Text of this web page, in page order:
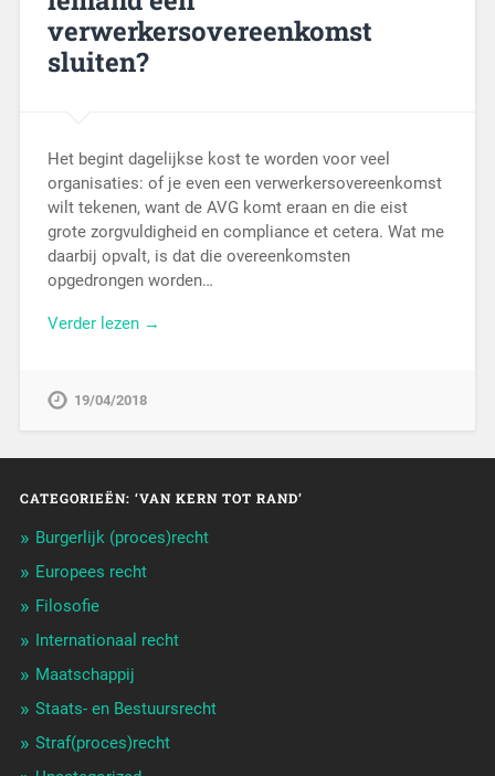
verwerkersovereenkomst
sluiten?
Het begint dagelijkse kost te worden voor veel
organisaties: of je even een verwerkersovereenkomst
wilt tekenen, want de AVG komt eraan en die eist
grote zorgvuldigheid en compliance et cetera. Wat me
daarbij opvalt, is dat die overeenkomsten
opgedrongen worden…
Verder lezen →
19/04/2018
CATEGORIEËN: ‘VAN KERN TOT RAND’
Burgerlijk (proces)recht
Europees recht
Filosofie
Internationaal recht
Maatschappij
Staats- en Bestuursrecht
Straf(proces)recht